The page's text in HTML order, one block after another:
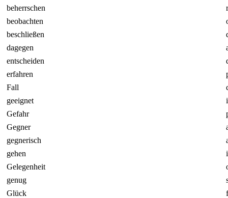
beherrschen
beobachten
beschließen
dagegen
entscheiden
erfahren
Fall
geeignet
Gefahr
Gegner
gegnerisch
gehen
Gelegenheit
genug
Glück